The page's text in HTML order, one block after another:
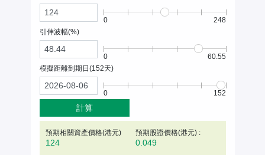
0
248
引伸波幅(%)
0
60.55
模擬距離到期日(152天)
0 152
計算
預期相關資產價格(港元)
124
預期股證價格(港元) :
0.049